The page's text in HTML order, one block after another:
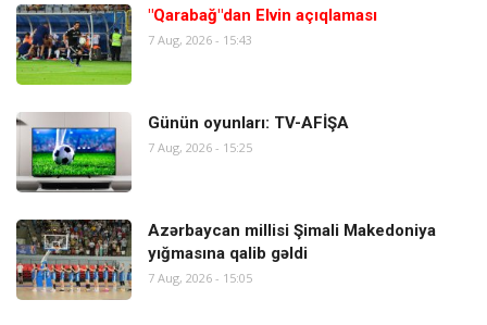
"Qarabağ"dan Elvin açıqlaması
7 Aug, 2026 - 15:43
Günün oyunları: TV-AFİŞA
7 Aug, 2026 - 15:25
Azərbaycan millisi Şimali Makedoniya
yığmasına qalib gəldi
7 Aug, 2026 - 15:05